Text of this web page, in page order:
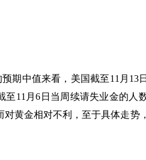
期中值来看，美国截至 11月13
11月6日当周续请失业金的人
对黄金相对不利，至于具体走势